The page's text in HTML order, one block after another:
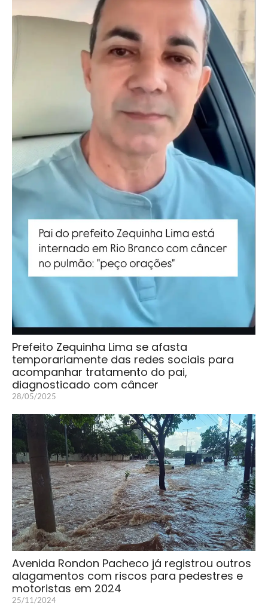
Prefeito Zequinha Lima se afasta
temporariamente das redes sociais para
acompanhar tratamento do pai,
diagnosticado com câncer
28/05/2025
Avenida Rondon Pacheco já registrou outros
alagamentos com riscos para pedestres e
motoristas em 2024
25/11/2024